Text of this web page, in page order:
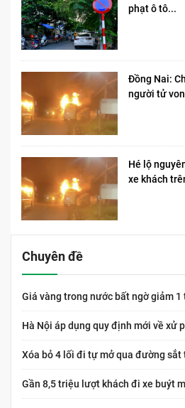
phạt ô tô...
Đồng Nai:
người tử
Hé lộ
xe khách
Chuyên đề
Giá vàng trong nước bất ngờ giảm
Hà Nội áp dụng quy định mới về xử
Xóa bỏ 4 lối đi tự mở qua đường sắt
Gần 8,5 triệu lượt khách đi xe buýt